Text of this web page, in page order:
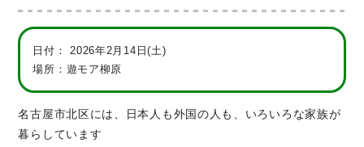
日付：2026年2月14日(土)
場所：遊モア柳原
名古屋市北区には、日本人も外国の人も、いろいろな家族が
暮らしています